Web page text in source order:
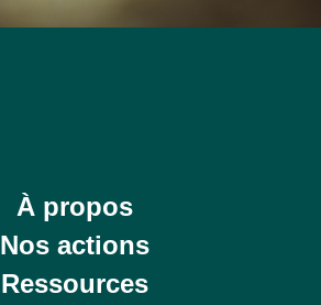
À propos
Nos actions
Ressources